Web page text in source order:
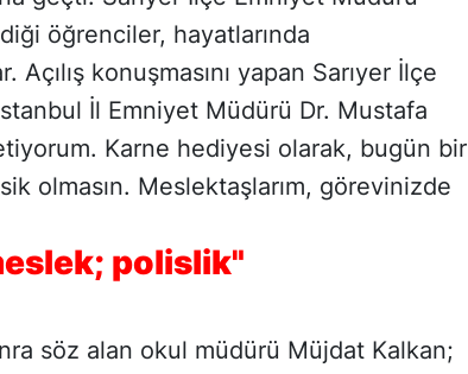
öğrenciler, hayatlarında
konuşmasını yapan Sarıyer İlçe
İl Emniyet Müdürü Dr. Mustafa
Karne hediyesi olarak, bugün bir
olmasın. Meslektaşlarım, görevinizde
polislik"
söz alan okul müdürü Müjdat Kalkan;